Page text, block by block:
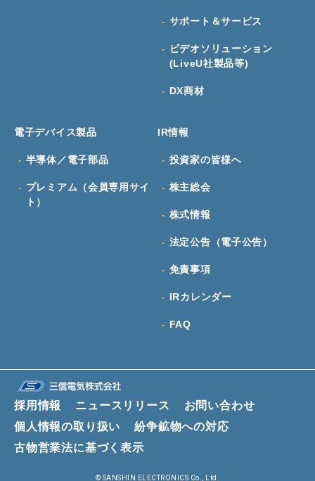
サポート＆サービス
ビデオソリューション
(LiveU社製品等)
DX商材
電子デバイス製品
半導体／電子部品
プレミアム（会員専用サイ
ト）
IR情報
投資家の皆様へ
株主総会
株式情報
法定公告（電子公告）
免責事項
IRカレンダー
FAQ
採用情報 ニュースリリース
お問い合わせ
個人情報の取り扱い
紛争鉱物への対応
古物営業法に基づく表示
© SANSHIN ELECTRONICS Co., Ltd.